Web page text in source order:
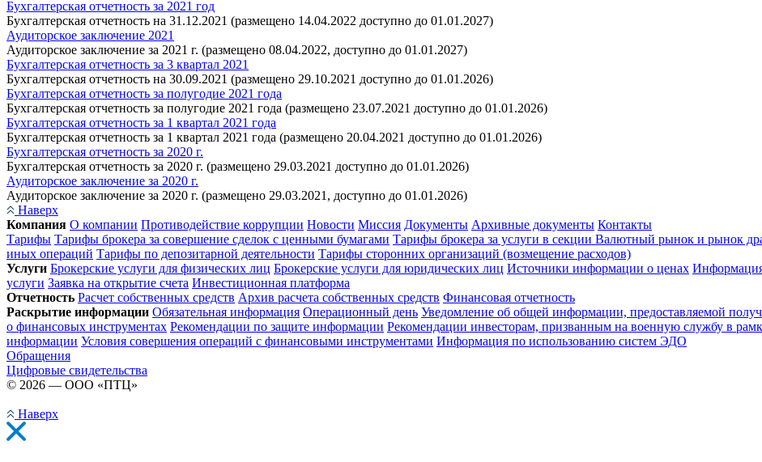
Бухгалтерская отчетность за 2021 год
Бухгалтерская отчетность на 31.12.2021 (размещено 14.04.2022 доступно до 01.01.2027)
Аудиторское заключение 2021
Аудиторское заключение за 2021 г. (размещено 08.04.2022, доступно до 01.01.2027)
Бухгалтерская отчетность за 3 квартал 2021
Бухгалтерская отчетность на 30.09.2021 (размещено 29.10.2021 доступно до 01.01.2026)
Бухгалтерская отчетность за полугодие 2021 года
Бухгалтерская отчетность за полугодие 2021 года (размещено 23.07.2021 доступно до 01.01.2026)
Бухгалтерская отчетность за 1 квартал 2021 года
Бухгалтерская отчетность за 1 квартал 2021 года (размещено 20.04.2021 доступно до 01.01.2026)
Бухгалтерская отчетность за 2020 г.
Бухгалтерская отчетность за 2020 г. (размещено 29.03.2021 доступно до 01.01.2026)
Аудиторское заключение за 2020 г.
Аудиторское заключение за 2020 г. (размещено 29.03.2021, доступно до 01.01.2026)
Наверх
Компания О компании Противодействие коррупции Новости Миссия Документы Архивные документы Контакты
Тарифы Тарифы брокера за совершение сделок с ценными бумагами Тарифы брокера за услуги в секции Валютный рынок и рынок
иных операций Тарифы по депозитарной деятельности Тарифы сторонних организаций (возмещение расходов)
Услуги Брокерские услуги для физических лиц Брокерские услуги для юридических лиц Источники информации о ценах
услуги Заявка на открытие счета Инвестиционная платформа
Отчетность Расчет собственных средств Архив расчета собственных средств Финансовая отчетность
Раскрытие информации Обязательная информация Операционный день Уведомление об общей информации, предоставляемой
о финансовых инструментах Рекомендации по защите информации Рекомендации инвесторам, призванным на военную службу в
информации Условия совершения операций с финансовыми инструментами Информация по использованию систем ЭДО
Обращения
Цифровые свидетельства
© 2026 — ООО «ПТЦ»
Наверх